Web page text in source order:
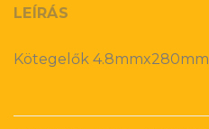
LEÍRÁS
Kötegelők 4.8mmx280mm